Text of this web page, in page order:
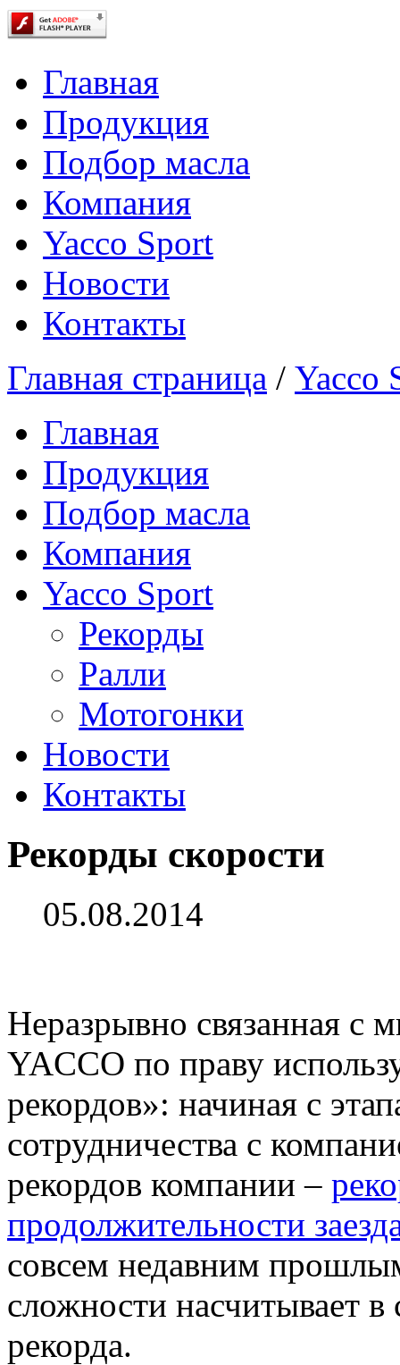
Главная
Продукция
Подбор масла
Компания
Yacco Sport
Новости
Контакты
Главная страница / Yacco
Главная
Продукция
Подбор масла
Компания
Yacco Sport
Рекорды
Ралли
Мотогонки
Новости
Контакты
Рекорды скорости
05.08.2014
Неразрывно связанная с
YACCO по праву
рекордов»: начиная с
сотрудничества с
рекордов компании –
продолжительности
совсем недавним
сложности насчитывает
рекорда.